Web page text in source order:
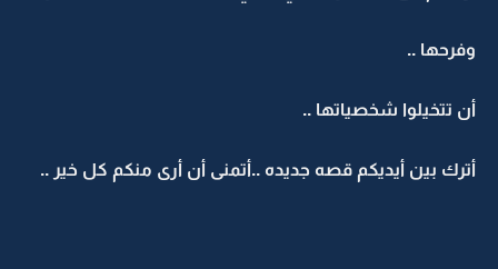
وفرحها ..
أن تتخيلوا شخصياتها ..
أترك بين أيديكم قصه جديده ..أتمنى أن أرى منكم كل خير ..